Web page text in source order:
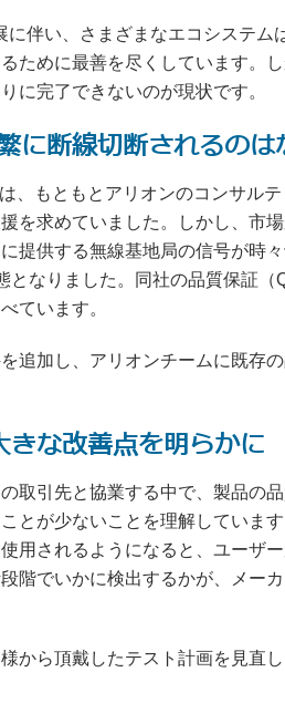
伴い、さまざまなエコシステム
ために最善を尽くしています。
に完了できないのが現状です。
に断線切断されるのは
、もともとアリオンのコンサル
を求めていました。しかし、市
提供する無線基地局の信号が時
となりました。同社の品質保証（
ています。
追加し、アリオンチームに既存
な改善点を明らかに
取引先と協業する中で、製品の
とが少ないことを理解していま
用されるようになると、ユーザ
階でいかに検出するかが、メー
から頂戴したテスト計画を見直